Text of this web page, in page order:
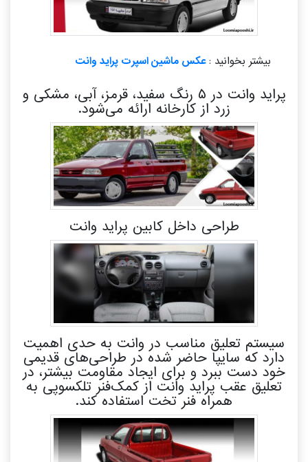
بیشتر بخوانید :عکس ماشین اسپرت پراید وانت
پراید وانت در ۵ رنگ سفید، قرمز، آبی، مشکی و
زرد از کارخانه ارائه می‌شود.
طراحی داخل کابین پراید وانت
سیستم تعلیق مناسب در وانت به حدی اهمیت
دارد که سایپا حاضر شده در طراحی‌های قدیمی
خود دست ببرد و برای ایجاد مقاومت بیشتر، در
تعلیق عقب پراید وانت از کمک‌فنر تلکسوپی به
همراه فنر تخت استفاده کند.